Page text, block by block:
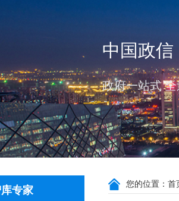
中国政
政府一站式
专家
您的位置： 首